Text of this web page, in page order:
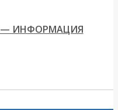
— ИНФОРМАЦИЯ